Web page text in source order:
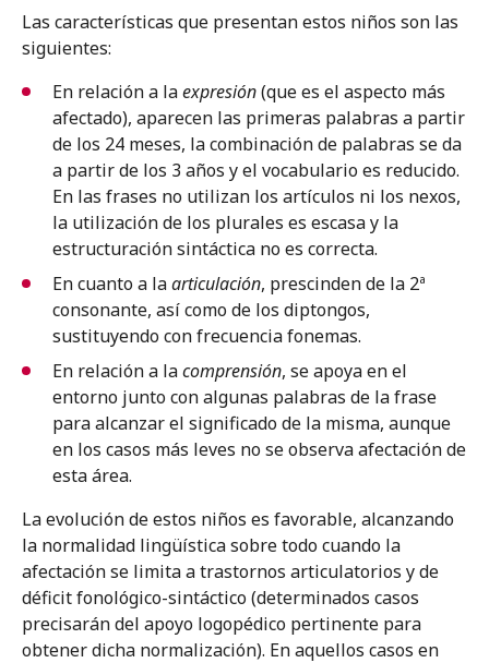
Las características que presentan estos niños son las
siguientes:
En relación a laexpresión(que es el aspecto más
afectado), aparecen las primeras palabras a partir
de los 24 meses, la combinación de palabras se da
a partir de los 3 años y el vocabulario es reducido.
En las frases no utilizan los artículos ni los nexos,
la utilización de los plurales es escasa y la
estructuración sintáctica no es correcta.
En cuanto a laarticulación, prescinden de la 2ª
consonante, así como de los diptongos,
sustituyendo con frecuencia fonemas.
En relación a lacomprensión, se apoya en el
entorno junto con algunas palabras de la frase
para alcanzar el significado de la misma, aunque
en los casos más leves no se observa afectación de
esta área.
La evolución de estos niños es favorable, alcanzando
la normalidad lingüística sobre todo cuando la
afectación se limita a trastornos articulatorios y de
déficit fonológico-sintáctico (determinados casos
precisarán del apoyo logopédico pertinente para
obtener dicha normalización). En aquellos casos en